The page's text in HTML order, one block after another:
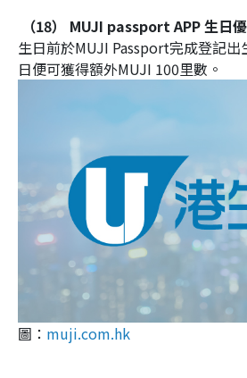
（18） MUJI passport APP 生日
生日前於MUJI Passport完成登記
日便可獲得額外MUJI 100里數。
圖： muji.com.hk